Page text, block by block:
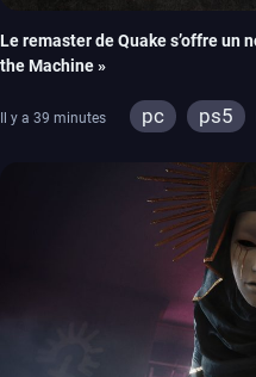
Le remaster de Quake s’offre un
the Machine »
Il y a 39 minutes pc ps5